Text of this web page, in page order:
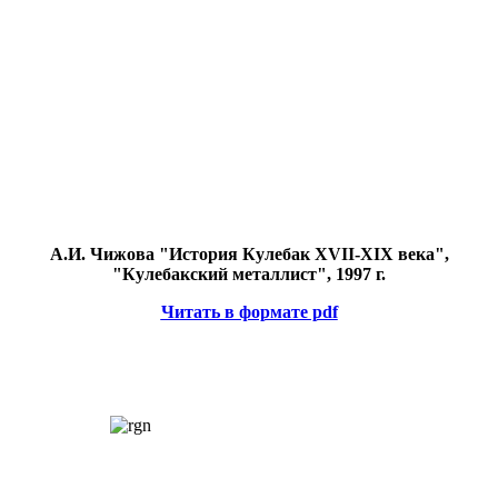
А.И. Чижова "История Кулебак XVII-XIX века",
"Кулебакский металлист", 1997 г.
Читать в формате pdf